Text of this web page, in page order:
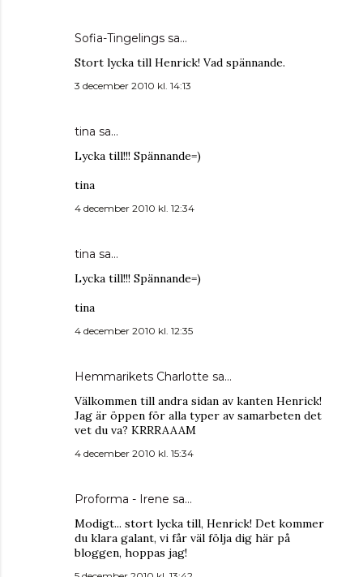
Sofia-Tingelings sa…
Stort lycka till Henrick! Vad spännande.
3 december 2010 kl. 14:13
tina sa…
Lycka till!!! Spännande=)
tina
4 december 2010 kl. 12:34
tina sa…
Lycka till!!! Spännande=)
tina
4 december 2010 kl. 12:35
Hemmarikets Charlotte sa…
Välkommen till andra sidan av kanten Henrick!
Jag är öppen för alla typer av samarbeten det
vet du va? KRRRAAAM
4 december 2010 kl. 15:34
Proforma - Irene sa…
Modigt... stort lycka till, Henrick! Det kommer
du klara galant, vi får väl följa dig här på
bloggen, hoppas jag!